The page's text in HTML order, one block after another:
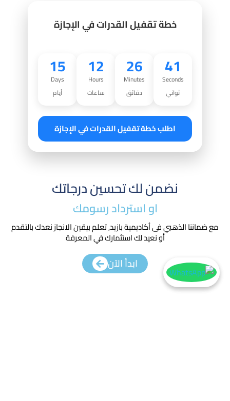
خطة تقفيل القدرات في الإجازة
15
Days
أيام
12
Hours
ساعات
26
Minutes
دقائق
39
Seconds
ثواني
اطلب خطة تقفيل القدرات في الإجازة
نضمن لك تحسين درجاتك
او استرداد رسومك​
مع ضماننا الذهبي فى أكاديمية بازيد, تعلم بيقين الانجاز نعدك بالتقدم
أو نعيد لك استثمارك في المعرفة
ابدأ الآن